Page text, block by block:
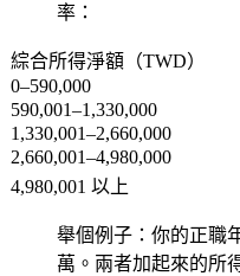
率：
綜合所得淨額（TWD）
0–590,000
590,001–1,330,000
1,330,001–2,660,000
2,660,001–4,980,000
4,980,001 以上
舉個例子：你的正職
萬。兩者加起來的所